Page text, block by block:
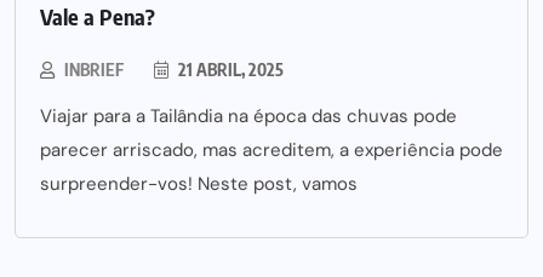
Vale a Pena?
INBRIEF 21 ABRIL, 2025
Viajar para a Tailândia na época das chuvas pode
parecer arriscado, mas acreditem, a experiência pode
surpreender-vos! Neste post, vamos